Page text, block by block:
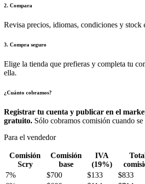
2. Compara
Revisa precios, idiomas, condiciones y stock
3. Compra seguro
Elige la tienda que prefieras y completa tu
ella.
¿Cuánto cobramos?
Registrar tu cuenta y publicar en el
gratuito. Sólo cobramos comisión cuando
Para el vendedor
Comisión
Scry
Comisión
base
IVA
(19%)
7%
$700 $133 $833